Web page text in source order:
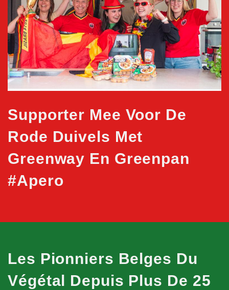
Supporter Mee Voor De
Rode Duivels Met
Greenway En Greenpan
#apero
Les Pionniers Belges Du
Végétal Depuis Plus De 25